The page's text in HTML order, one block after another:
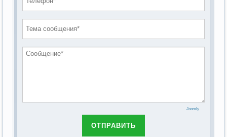
обсуждению Федерального закона Российской
основах социального обслуживания граждан в
2019 год
2018 год
Joomly
ОТПРАВИТЬ